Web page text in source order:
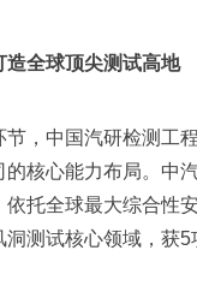
造全球顶尖测试高地
节，中国汽研检测工
核心能力布局。中
依托全球最大综合性
测试核心领域，获